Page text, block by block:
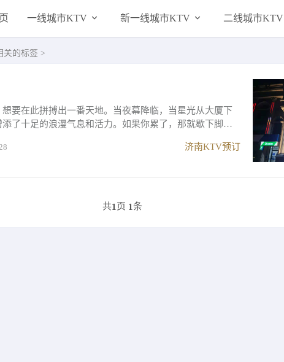
一线城市KTV 新一线城市KTV 二线城市KTV
关的标签 >
要在此拼搏出一番天地。当夜幕降临，当星光从大厦下
了十足的浪漫气息和活力。如果你累了，那就歇下脚
此刻。给人以轻快...
济南KTV预订
共1 页 1条